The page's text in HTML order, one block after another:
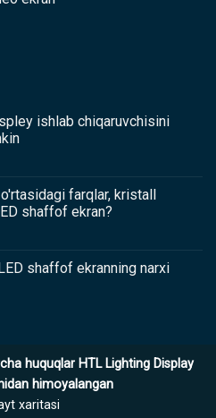
ishlab chiqaruvchisini
farqlar, kristall
shaffof ekran?
shaffof ekranning narxi
huquqlar HTL Lighting Display
himoyalangan
xaritasi